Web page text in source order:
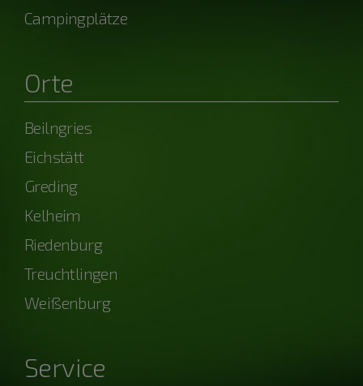
Campingplätze
Orte
Beilngries
Eichstätt
Greding
Kelheim
Riedenburg
Treuchtlingen
Weißenburg
Service